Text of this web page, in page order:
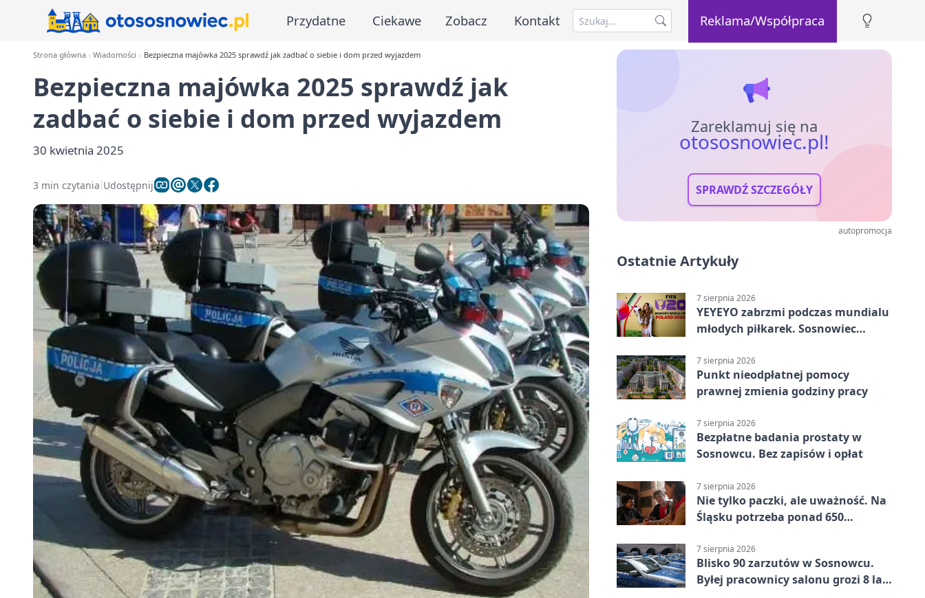
Przydatne Ciekawe Zobacz Kontakt Reklama/Współpraca
Strona główna Wiadomości Bezpieczna majówka 2025 sprawdź jak zadbać o siebie i dom przed wyjazdem
Bezpieczna majówka 2025 sprawdź jak
zadbać o siebie i dom przed wyjazdem
30 kwietnia 2025
3 min czytania Udostępnij
Zareklamuj się na
otososnowiec.pl!
SPRAWDŹ SZCZEGÓŁY
autopromocja
Ostatnie Artykuły
7 sierpnia 2026
YEYEYO zabrzmi podczas mundialu
młodych piłkarek. Sosnowiec
7 sierpnia 2026
Punkt nieodpłatnej pomocy
prawnej zmienia godziny pracy
7 sierpnia 2026
Bezpłatne badania prostaty w
Sosnowcu. Bez zapisów i opłat
7 sierpnia 2026
Nie tylko paczki, ale uważność. Na
Śląsku potrzeba ponad 650
7 sierpnia 2026
Blisko 90 zarzutów w Sosnowcu.
Byłej pracownicy salonu grozi 8 lat